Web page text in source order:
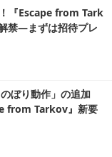
！『Escape from Tark
禁―まずは招待プレ
ぼり動作」の追加
from Tarkov』新要